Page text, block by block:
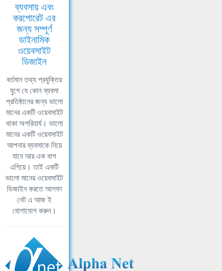
ব্যবসায় এবং
করপোরেট এর
জন্য সম্পূর্ণ
ডাইনামিক
ওয়েবসাইট
ডিজাইন
বর্তমান তথ্য প্রযুক্তির
যুগে যে কোন ব্যবসা
প্রতিষ্ঠানের জন্য ভালো
মানের একটি ওয়েবসাইট
থাকা অপরিহার্য। ভালো
মানের একটি ওয়েবসাইট
আপনার ব্যবসাকে নিয়ে
যাবে আর এক ধাপ
এগিয়ে। তাই একটি
ভালো মানের ওয়েবসাইট
ডিজাইন করতে আলফা
নেট এ আজ ই
যোগাযোগ করুন।